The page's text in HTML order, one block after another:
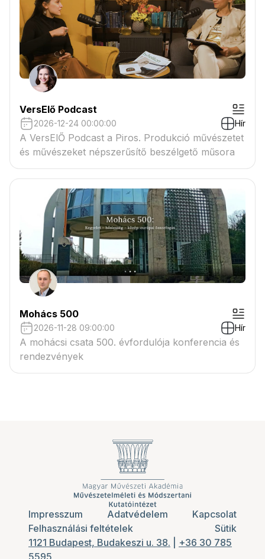
VersElő Podcast
2026-12-24 00:00:00 Hír
A VersElŐ Podcast a Piros. Produkció művészetet
és művészeket népszerűsítő beszélgető műsora
Mohács 500
2026-11-28 09:00:00 Hír
A mohácsi csata 500. évfordulója konferencia és
rendezvények
Impresszum Adatvédelem
Kapcsolat
Felhasználási feltételek
Sütik
1121 Budapest, Budakeszi u. 38.
+36 30 785